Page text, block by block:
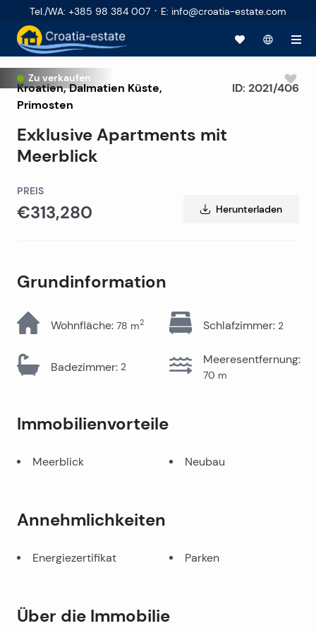
Tel./WA: +385 98 384 007 · E: info@croatia-estate.com
Zu verkaufen
Kroatien,Dalmatien Küste,
Primosten
Exklusive Apartments mit
Meerblick
ID: 2021/406
PREIS
€313,280 Herunterladen
Grundinformation
Wohnfläche: 78 m2 Schlafzimmer: 2
Badezimmer: 2
Meeresentfernung:
70 m
Immobilienvorteile
Meerblick Neubau
Annehmlichkeiten
Energiezertifikat Parken
Über die Immobilie